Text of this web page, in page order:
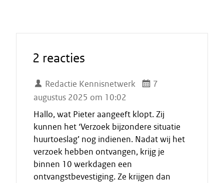
2 reacties
Redactie Kennisnetwerk
7
augustus 2025 om 10:02
Hallo, wat Pieter aangeeft klopt. Zij
kunnen het ‘Verzoek bijzondere situatie
huurtoeslag’ nog indienen. Nadat wij het
verzoek hebben ontvangen, krijg je
binnen 10 werkdagen een
ontvangstbevestiging. Ze krijgen dan